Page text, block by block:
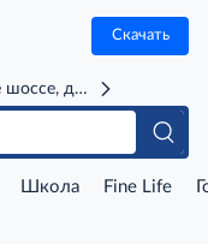
Скачать
д. 71Г (м. Речной
Школа Fine Life